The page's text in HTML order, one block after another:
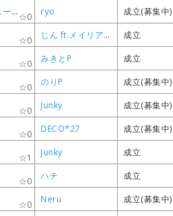
ブラック★ロックシューター
0 ryo 成立(募集中)
0 じん ft.メイリア from GARNiDELiA 成立
0 みきとP 成立
0 のりP 成立(募集中)
0 Junky 成立(募集中)
0 DECO*27 成立(募集中)
1 Junky 成立
0 ハチ 成立
0 Neru 成立(募集中)
ブラック★ロックシューター
0 ryo 成立(募集中)
0 じん ft.メイリア from GARNiDELiA 成立
0 みきとP 成立
0 のりP 成立(募集中)
0 Junky 成立(募集中)
0 DECO*27 成立(募集中)
1 Junky 成立
0 ハチ 成立
0 Neru 成立(募集中)
ブラック★ロックシューター
0 ryo 成立(募集中)
0 じん ft.メイリア from GARNiDELiA 成立
0 みきとP 成立
0 のりP 成立(募集中)
0 Junky 成立(募集中)
0 DECO*27 成立(募集中)
1 Junky 成立
0 ハチ 成立
0 Neru 成立(募集中)
ブラック★ロックシューター
0 ryo 成立(募集中)
0 じん ft.メイリア from GARNiDELiA 成立
0 みきとP 成立
0 のりP 成立(募集中)
0 Junky 成立(募集中)
0 DECO*27 成立(募集中)
1 Junky 成立
0 ハチ 成立
0 Neru 成立(募集中)